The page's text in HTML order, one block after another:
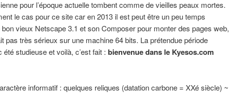
pour l’époque actuelle tombent comme de vieilles peaux mortes.
le cas pour ce site car en 2013 il est peut être un peu temps
bon vieux Netscape 3.1 et son Composer pour monter des pages web,
pas très sérieux sur une machine 64 bits. La prétendue période
studieuse et voilà, c’est fait : bienvenue dans le Kyesos.com
informatif : quelques reliques (datation carbone = XXé siècle) ~